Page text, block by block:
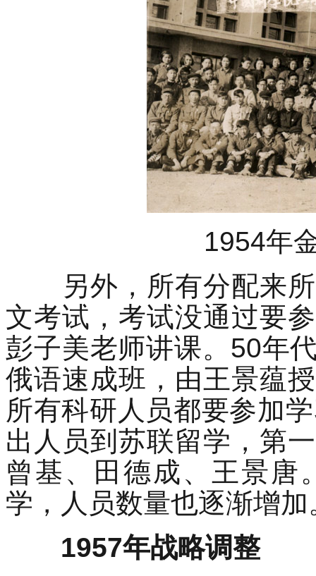
1954年
另外，所有分配来所
文考试，考试没通过要
彭子美老师讲课。50年
俄语速成班，由王景蕴
所有科研人员都要参加
出人员到苏联留学，第
曾基、田德成、王景唐
学，人员数量也逐渐增加
1957年战略调整